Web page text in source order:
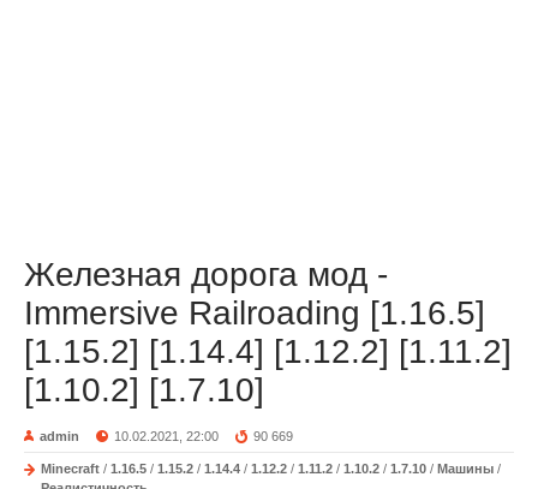
Железная дорога мод -
Immersive Railroading [1.16.5]
[1.15.2] [1.14.4] [1.12.2] [1.11.2]
[1.10.2] [1.7.10]
admin 10.02.2021, 22:00 90 669
Minecraft / 1.16.5 / 1.15.2 / 1.14.4 / 1.12.2 / 1.11.2 / 1.10.2 / 1.7.10 / Машины /